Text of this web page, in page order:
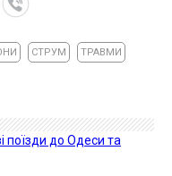
СТРУМ ТРАВМИ
поїзди до Одеси та